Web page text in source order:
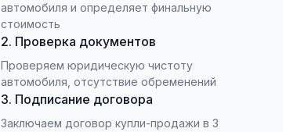
автомобиля и определяет финальную
стоимость
2. Проверка документов
Проверяем юридическую чистоту
автомобиля, отсутствие обременений
3. Подписание договора
Заключаем договор купли-продажи в 3